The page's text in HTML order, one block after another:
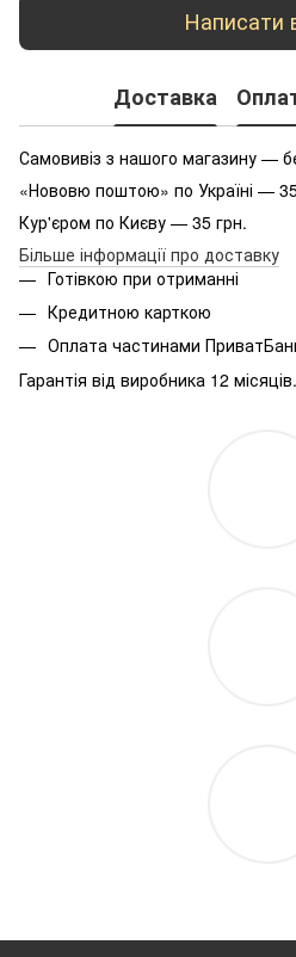
Написати
Доставка
Самовивіз з нашого магазину —
«Нововю поштою» по Україні —
Кур'єром по Києву — 35 грн.
Більше інформації про доставку
Готівкою при отриманні
Кредитною карткою
Оплата частинами
Гарантія від виробника 12 місяців.